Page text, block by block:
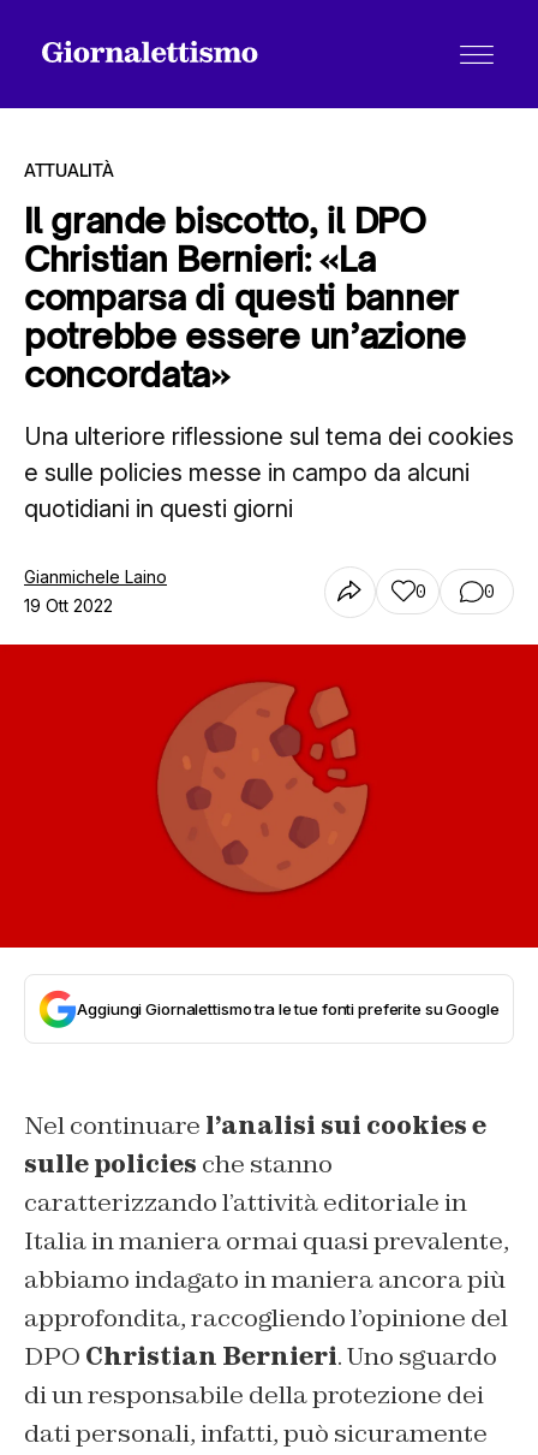
Tutti gli articoli
Chi siamo
Contatti
ATTUALITÀ
Il grande biscotto, il DPO
Christian Bernieri: «La
comparsa di questi banner
potrebbe essere un’azione
concordata»
Una ulteriore riflessione sul tema dei cookies
e sulle policies messe in campo da alcuni
quotidiani in questi giorni
Gianmichele Laino
19 Ott 2022
0 0
Aggiungi Giornalettismo tra le tue fonti preferite su Google
Nel continuare l’analisi sui cookies e
sulle policies che stanno
caratterizzando l’attività editoriale in
Italia in maniera ormai quasi prevalente,
abbiamo indagato in maniera ancora più
approfondita, raccogliendo l’opinione del
DPO Christian Bernieri. Uno sguardo
di un responsabile della protezione dei
dati personali, infatti, può sicuramente